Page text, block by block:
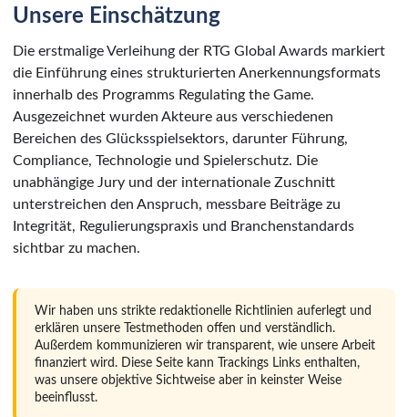
Unsere Einschätzung
Die erstmalige Verleihung der RTG Global Awards markiert
die Einführung eines strukturierten Anerkennungsformats
innerhalb des Programms Regulating the Game.
Ausgezeichnet wurden Akteure aus verschiedenen
Bereichen des Glücksspielsektors, darunter Führung,
Compliance, Technologie und Spielerschutz. Die
unabhängige Jury und der internationale Zuschnitt
unterstreichen den Anspruch, messbare Beiträge zu
Integrität, Regulierungspraxis und Branchenstandards
sichtbar zu machen.
Wir haben uns strikte redaktionelle Richtlinien auferlegt und
erklären unsere Testmethoden offen und verständlich.
Außerdem kommunizieren wir transparent, wie unsere Arbeit
finanziert wird. Diese Seite kann Trackings Links enthalten,
was unsere objektive Sichtweise aber in keinster Weise
beeinflusst.